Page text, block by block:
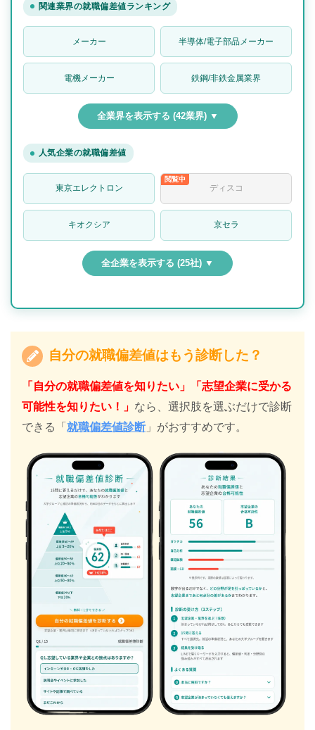
関連業界の就職偏差値ランキング
メーカー 半導体/電子部品メーカー
電機メーカー 鉄鋼/非鉄金属業界
全業界を表示する (42業界) ▼
人気企業の就職偏差値
東京エレクトロン ディスコ
キオクシア 京セラ
全企業を表示する (25社) ▼
自分の就職偏差値はもう診断した？
「自分の就職偏差値を知りたい」「志望企業に受かる
可能性を知りたい！」 なら、選択肢を選ぶだけで診断
できる「 就職偏差値診断 」がおすすめです。